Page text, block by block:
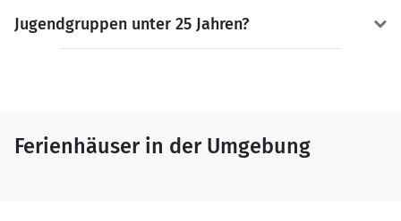
Jugendgruppen unter 25 Jahren?
Ferienhäuser in der Umgebung